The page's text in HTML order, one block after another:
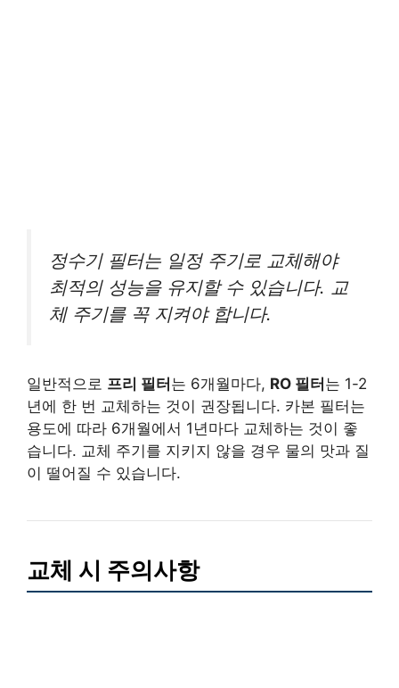
정수기 필터는 일정 주기로 교체해야
최적의 성능을 유지할 수 있습니다. 교
체 주기를 꼭 지켜야 합니다.
일반적으로 프리 필터는 6개월마다, RO 필터는 1-2
년에 한 번 교체하는 것이 권장됩니다. 카본 필터는
용도에 따라 6개월에서 1년마다 교체하는 것이 좋
습니다. 교체 주기를 지키지 않을 경우 물의 맛과 질
이 떨어질 수 있습니다.
교체 시 주의사항